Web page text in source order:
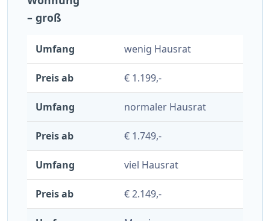
– groß
wenig Hausrat
€ 1.199,-
normaler Hausrat
€ 1.749,-
viel Hausrat
€ 2.149,-